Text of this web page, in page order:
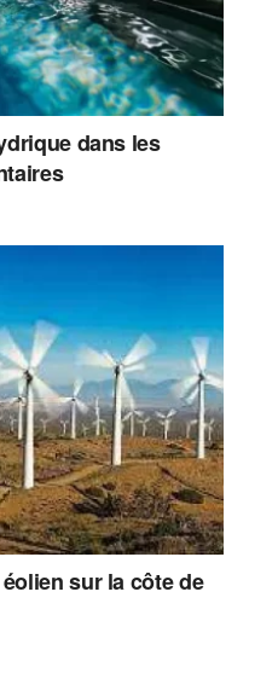
dans les
sur la côte de